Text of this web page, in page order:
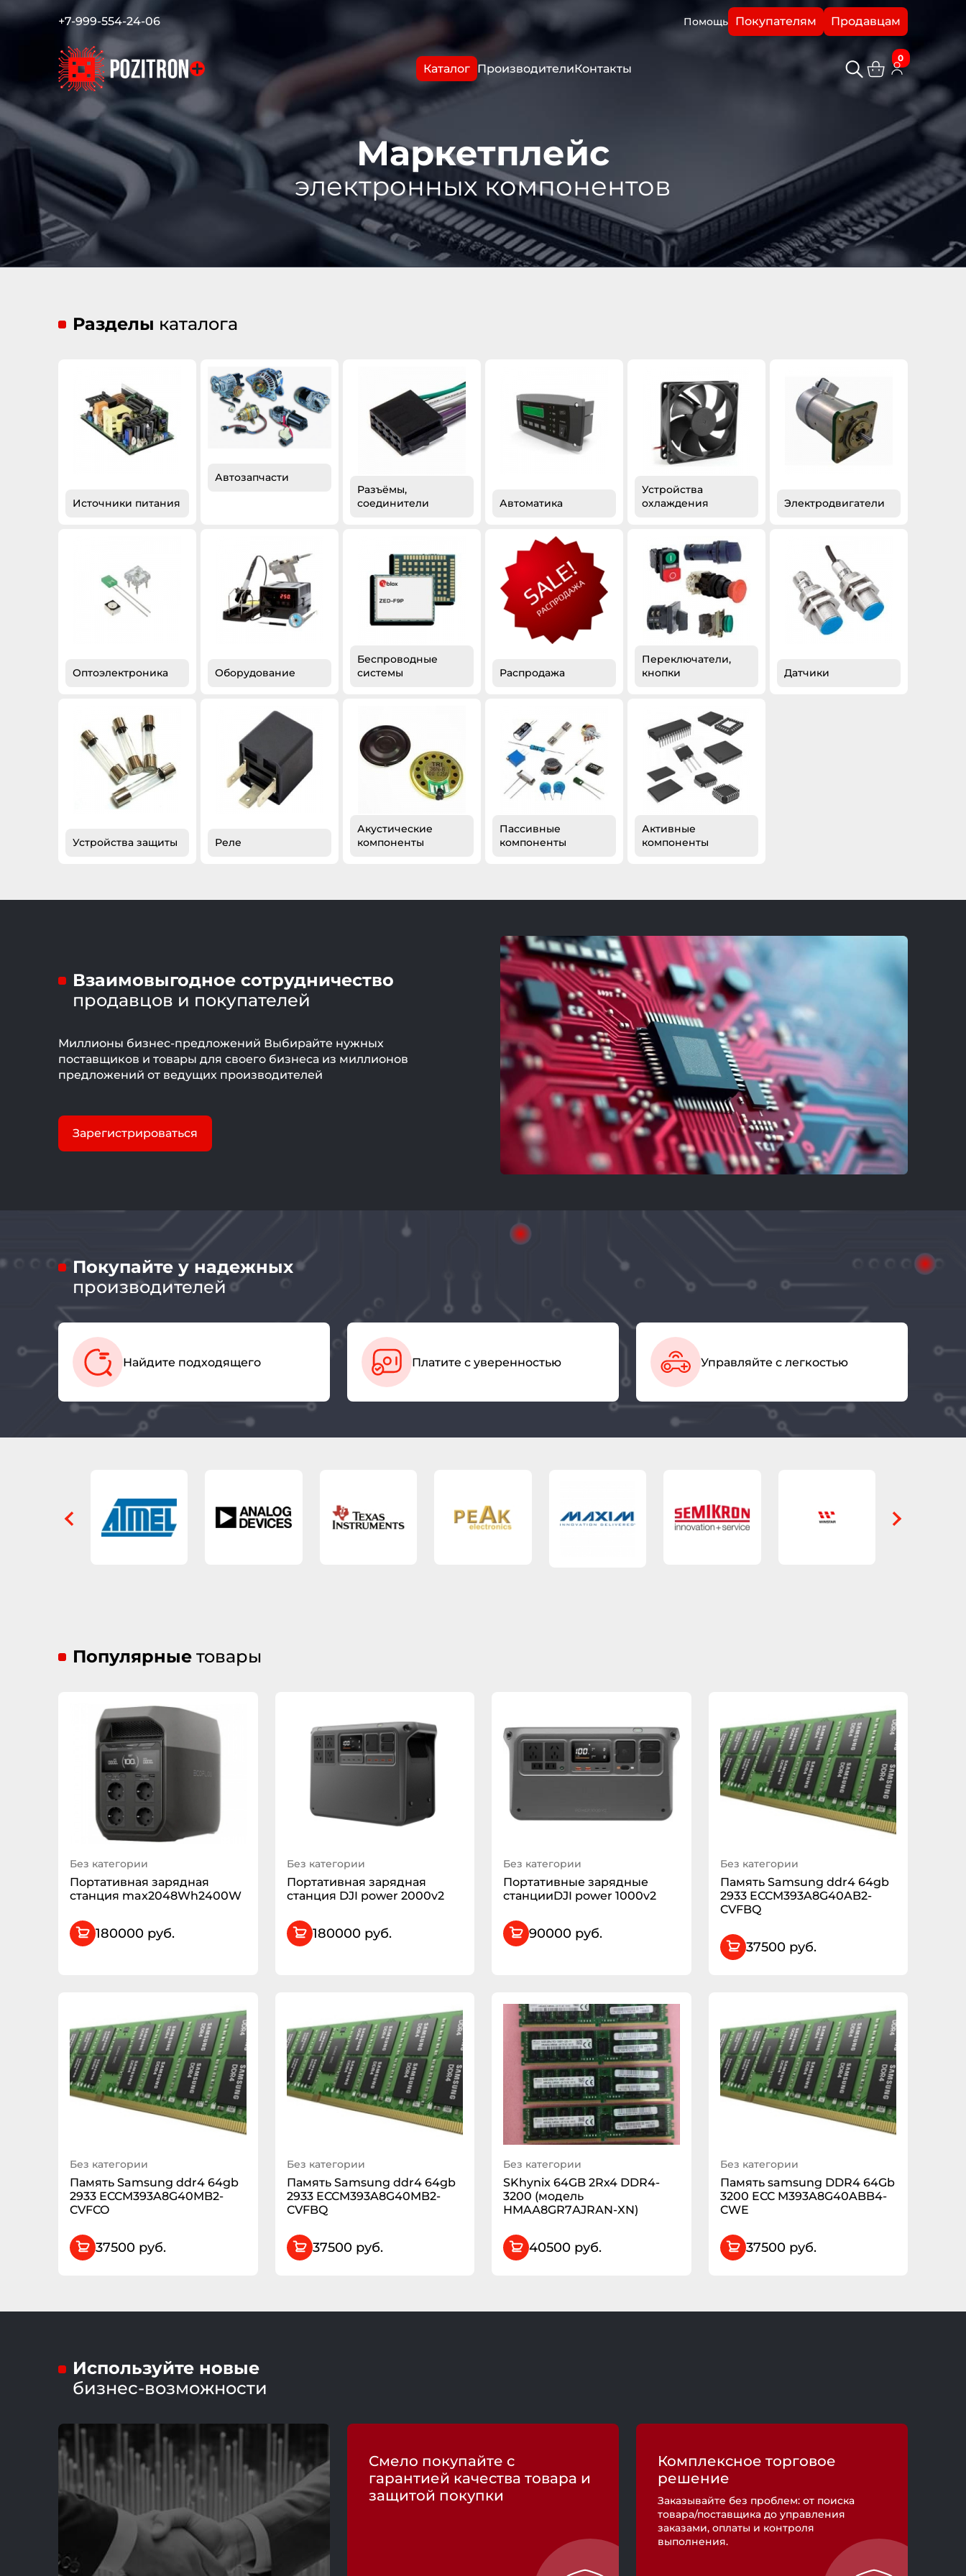
+7-999-554-24-06 Помощь Покупателям Продавцам
Каталог ПроизводителиКонтакты
0
Маркетплейс
электронных компонентов
Разделы каталога
Источники питания
Автозапчасти
Разъёмы,
соединители
Автоматика
Устройства
охлаждения
Электродвигатели
Оптоэлектроника Оборудование
Беспроводные
системы
Распродажа
Переключатели,
кнопки
Датчики
Устройства защиты Реле
Акустические
компоненты
Пассивные
компоненты
Активные
компоненты
Взаимовыгодное сотрудничество
продавцов и покупателей
Миллионы бизнес-предложений Выбирайте нужных
поставщиков и товары для своего бизнеса из миллионов
предложений от ведущих производителей
Зарегистрироваться
Покупайте у надежных
производителей
Найдите подходящего Платите с уверенностью Управляйте с легкостью
Популярные товары
Без категории
Портативная зарядная
станция max2048Wh2400W
180000 руб.
Без категории
Портативная зарядная
станция DJI power 2000v2
180000 руб.
Без категории
Портативные зарядные
станцииDJI power 1000v2
90000 руб.
Без категории
Память Samsung ddr4 64gb
2933 ECCM393A8G40AB2-
CVFBQ
37500 руб.
Без категории
Память Samsung ddr4 64gb
2933 ECCM393A8G40MB2-
CVFCO
37500 руб.
Без категории
Память Samsung ddr4 64gb
2933 ECCM393A8G40MB2-
CVFBQ
37500 руб.
Без категории
SKhynix 64GB 2Rх4 DDR4-
3200 (мoдель
НMAА8GR7АJRАN-XN)
40500 руб.
Без категории
Память samsung DDR4 64Gb
3200 ECC M393A8G40ABB4-
CWE
37500 руб.
Используйте новые
бизнес-возможности
Смело покупайте с
гарантией качества товара и
защитой покупки
Комплексное торговое
решение
Заказывайте без проблем: от поиска
товара/поставщика до управления
заказами, оплаты и контроля
выполнения.